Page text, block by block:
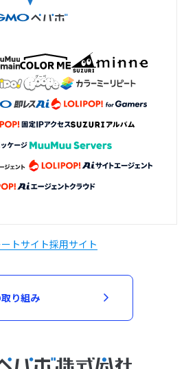
トサイト採用サイト
り組み